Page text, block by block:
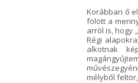
Korábban ő
fölött a
arról is, hogy
Régi
alkotnak
mélyből